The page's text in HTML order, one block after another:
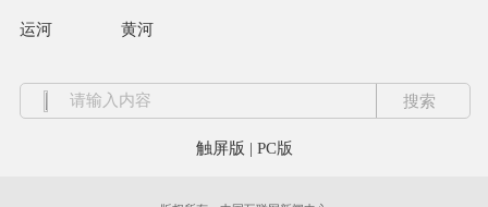
运河 黄河
触屏版 | PC版